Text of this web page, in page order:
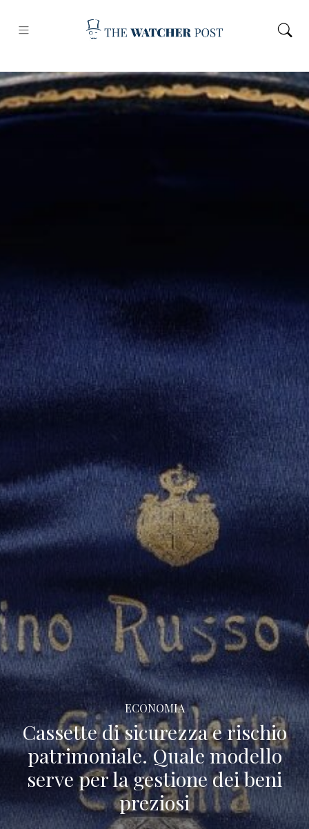
ECONOMIA
Cassette di sicurezza e rischio
patrimoniale. Quale modello
serve per la gestione dei beni
preziosi